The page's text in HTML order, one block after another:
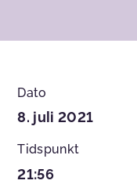
Dato
8. juli 2021
Tidspunkt
21:56